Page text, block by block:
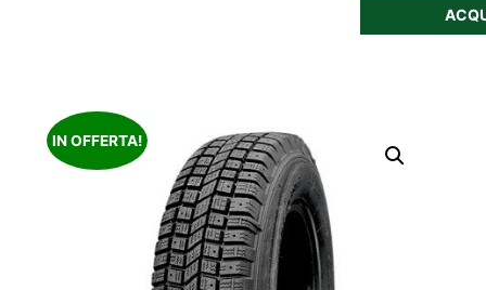
IN OFFERTA!